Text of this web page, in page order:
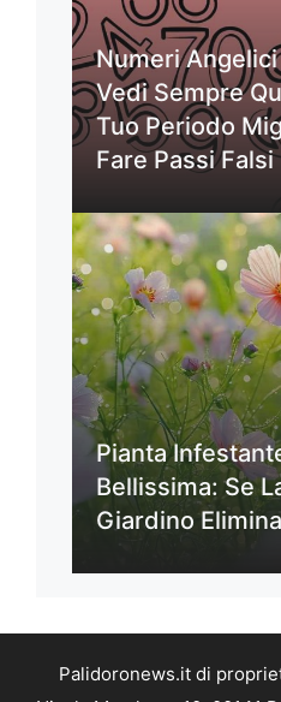
Numeri
Vedi Sempre
Tuo Periodo
Fare Passi Falsi
Pianta
Bellissima: Se
Giardino
Palidoronews.it di